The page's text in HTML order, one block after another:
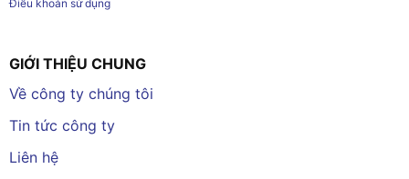
Điều khoản sử dụng
GIỚI THIỆU CHUNG
Về công ty chúng tôi
Tin tức công ty
Liên hệ